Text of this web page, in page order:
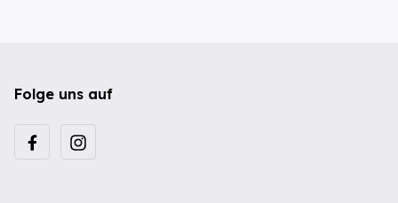
Folge uns auf